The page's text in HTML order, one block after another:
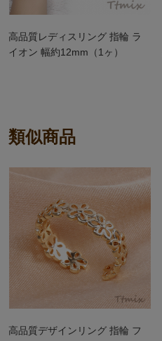
高品質レディスリング 指輪 ラ
イオン 幅約12mm（1ヶ）
類似商品
高品質デザインリング 指輪 フ